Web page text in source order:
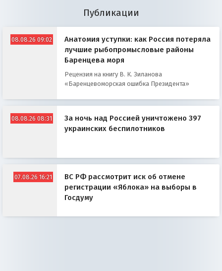
Публикации
08.08.26 09:02
Анатомия уступки: как Россия потеряла
лучшие рыбопромысловые районы
Баренцева моря
Рецензия на книгу В. К. Зиланова
«Баренцевоморская ошибка Президента»
08.08.26 08:31
За ночь над Россией уничтожено 397
украинских беспилотников
07.08.26 16:21
ВС РФ рассмотрит иск об отмене
регистрации «Яблока» на выборы в
Госдуму